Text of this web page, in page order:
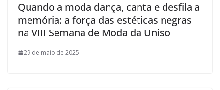
Quando a moda dança, canta e desfila a
memória: a força das estéticas negras
na VIII Semana de Moda da Uniso
29 de maio de 2025